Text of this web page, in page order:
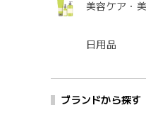
美容ケア・
日用品
ブランドから探す